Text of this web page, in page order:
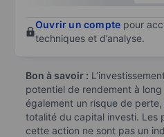
Ouvrir un compte pour
techniques et d’analyse.
Bon à savoir :
potentiel de rendement à
également un risque de perte,
totalité du capital investi. Les
cette action ne sont pas un